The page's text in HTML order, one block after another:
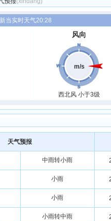
当实时天气20:28
风向
m/s
西北风 小于3级
天气预报
中雨转小雨
小雨
小雨
小雨转中雨